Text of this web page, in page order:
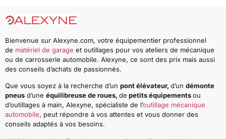
Bienvenue sur Alexyne.com, votre équipementier professionnel
de matériel de garage et outillages pour vos ateliers de mécanique
ou de carrosserie automobile. Alexyne, ce sont des prix mais aussi
des conseils d’achats de passionnés.
Que vous soyez à la recherche d’un pont élévateur, d’un démonte
pneus d’une équilibreuse de roues, de petits équipementsou
d’outillages à main, Alexyne, spécialiste de l’outillage mécanique
automobile, peut répondre à vos attentes et vous donner des
conseils adaptés à vos besoins.